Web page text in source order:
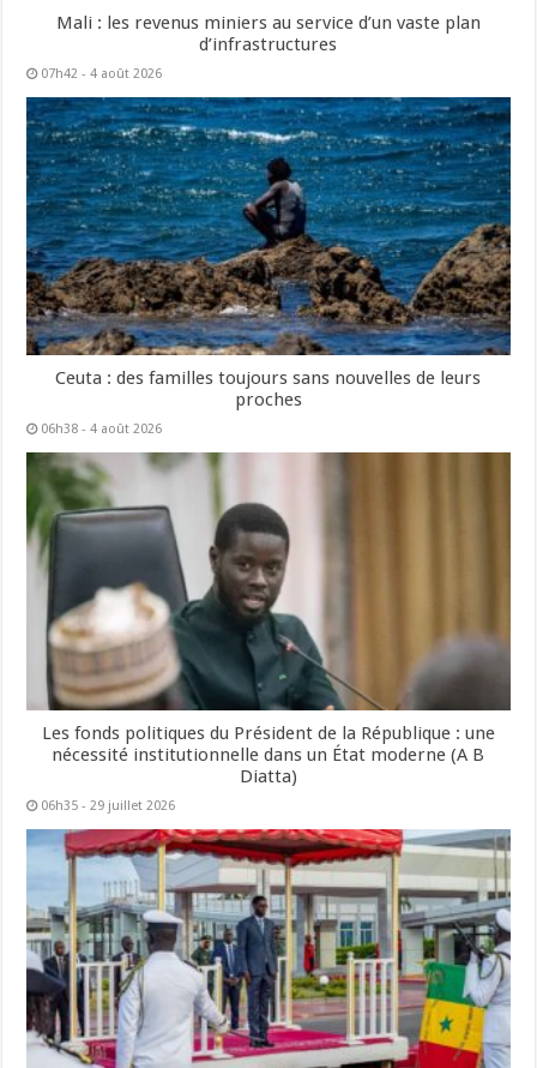
Mali : les revenus miniers au service d’un vaste plan
d’infrastructures
07h42 - 4 août 2026
Ceuta : des familles toujours sans nouvelles de leurs
proches
06h38 - 4 août 2026
Les fonds politiques du Président de la République : une
nécessité institutionnelle dans un État moderne (A B
Diatta)
06h35 - 29 juillet 2026